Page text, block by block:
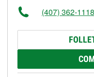
(407) 362-1118